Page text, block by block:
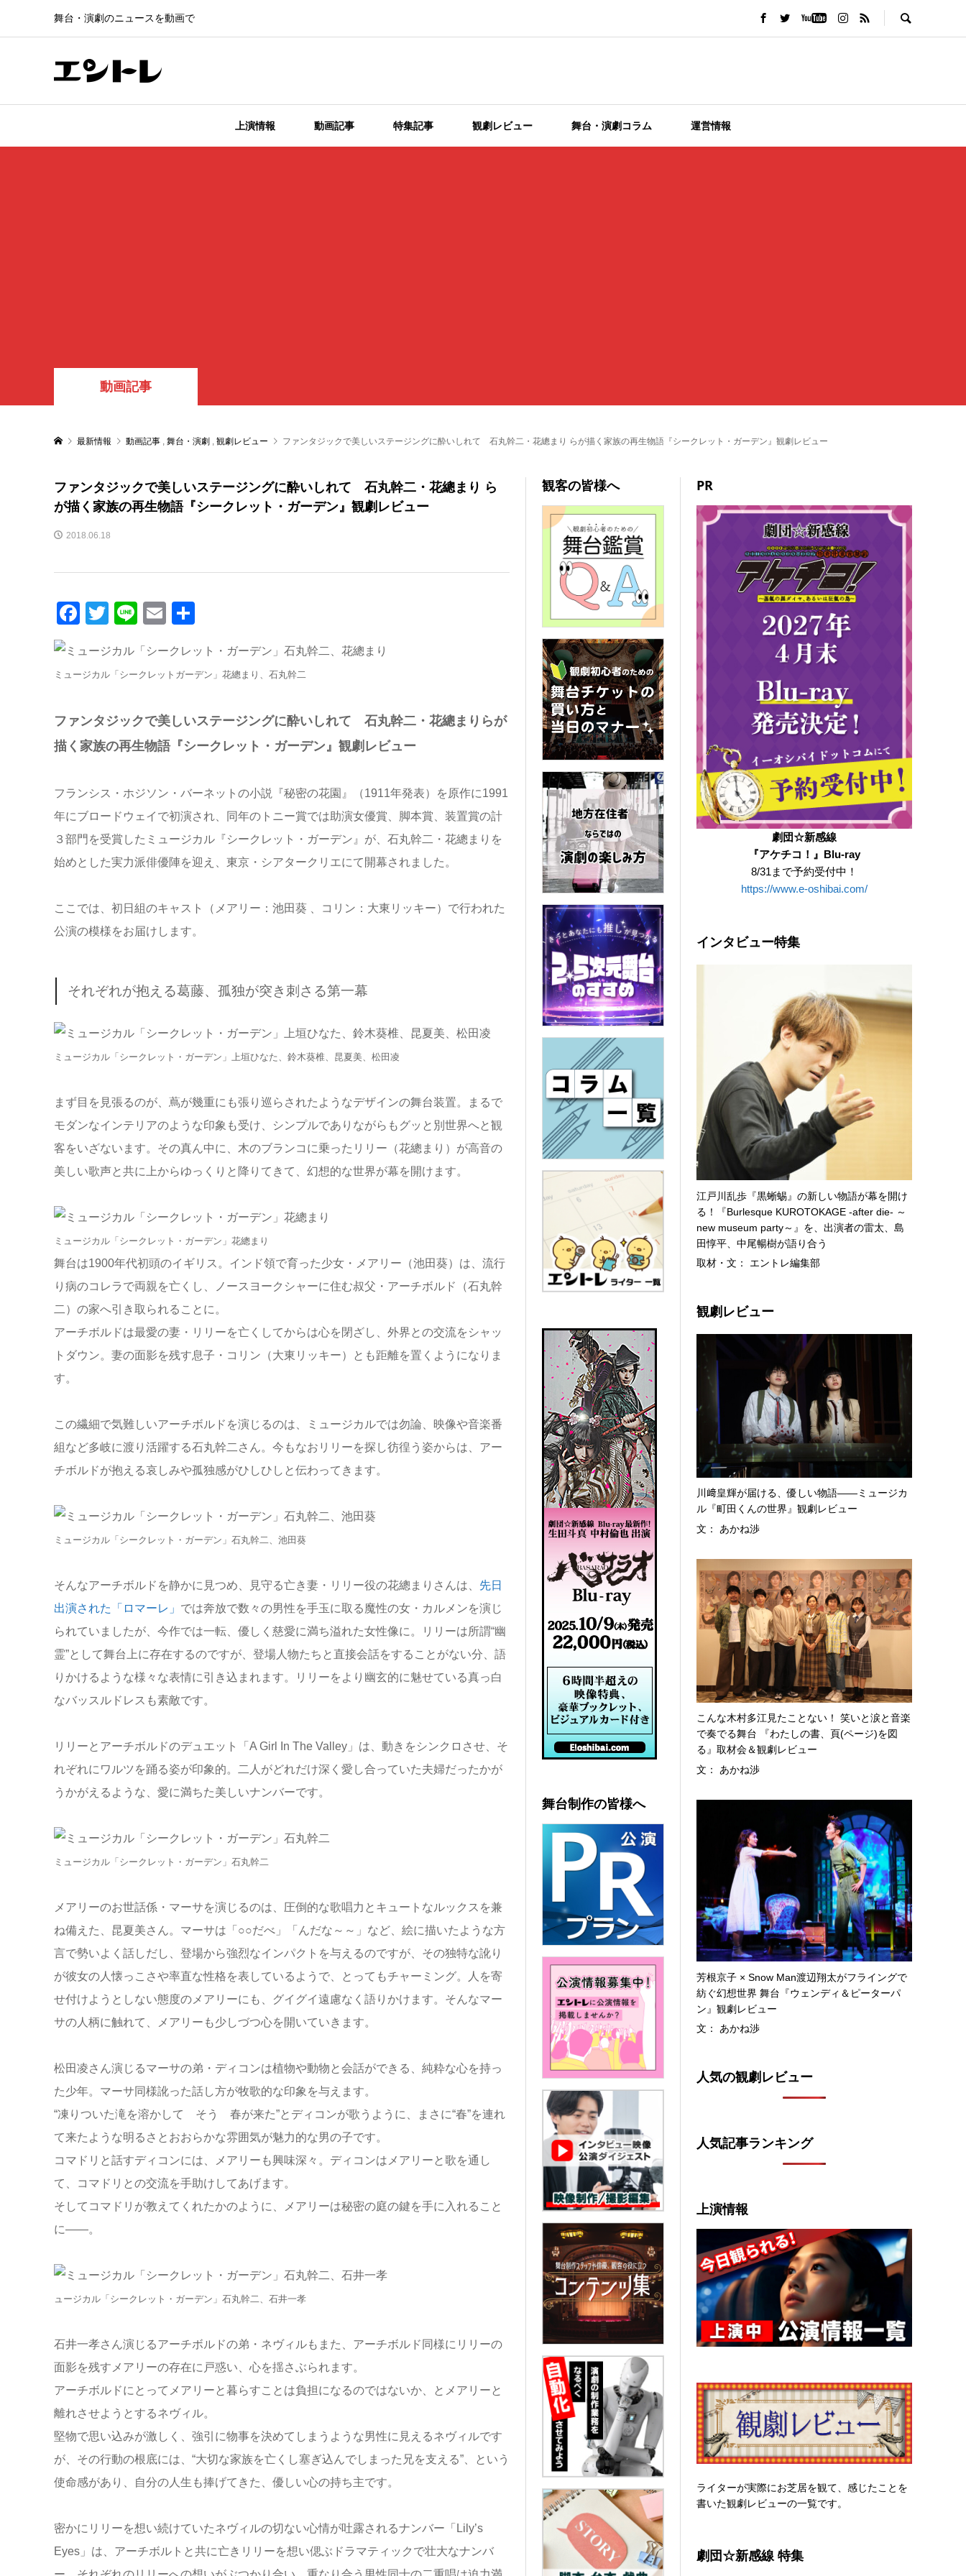
舞台・演劇のニュースを動画で
上演情報 動画記事 特集記事 観劇レビュー 舞台・演劇コラム 運営情報
動画記事
最新情報 動画記事 , 舞台・演劇 , 観劇レビュー ファンタジックで美しいステージングに酔いしれて 石丸幹二・花總まり らが描く家族の再生物語『シークレット・ガーデン』観劇レビュー
ファンタジックで美しいステージングに酔いしれて 石丸幹二・花總まり ら
が描く家族の再生物語『シークレット・ガーデン』観劇レビュー
2018.06.18
Facebook
TwitterLineEmail
ミュージカル「シークレットガーデン」花總まり、石丸幹二
ファンタジックで美しいステージングに酔いしれて 石丸幹二・花總まりらが
描く家族の再生物語『シークレット・ガーデン』観劇レビュー
フランシス・ホジソン・バーネットの小説『秘密の花園』（1911年発表）を原作に1991
年にブロードウェイで初演され、同年のトニー賞では助演女優賞、脚本賞、装置賞の計
３部門を受賞したミュージカル『シークレット・ガーデン』が、石丸幹二・花總まりを
始めとした実力派俳優陣を迎え、東京・シアタークリエにて開幕されました。
ここでは、初日組のキャスト（メアリー：池田葵 、コリン：大東リッキー）で行われた
公演の模様をお届けします。
それぞれが抱える葛藤、孤独が突き刺さる第一幕
ミュージカル「シークレット・ガーデン」上垣ひなた、鈴木葵椎、昆夏美、松田凌
まず目を見張るのが、蔦が幾重にも張り巡らされたようなデザインの舞台装置。まるで
モダンなインテリアのような印象も受け、シンプルでありながらもグッと別世界へと観
客をいざないます。その真ん中に、木のブランコに乗ったリリー（花總まり）が高音の
美しい歌声と共に上からゆっくりと降りてきて、幻想的な世界が幕を開けます。
ミュージカル「シークレット・ガーデン」花總まり
舞台は1900年代初頭のイギリス。インド領で育った少女・メアリー（池田葵）は、流行
り病のコレラで両親を亡くし、ノースヨークシャーに住む叔父・アーチボルド（石丸幹
二）の家へ引き取られることに。
アーチボルドは最愛の妻・リリーを亡くしてからは心を閉ざし、外界との交流をシャッ
トダウン。妻の面影を残す息子・コリン（大東リッキー）とも距離を置くようになりま
す。
この繊細で気難しいアーチボルドを演じるのは、ミュージカルでは勿論、映像や音楽番
組など多岐に渡り活躍する石丸幹二さん。今もなおリリーを探し彷徨う姿からは、アー
チボルドが抱える哀しみや孤独感がひしひしと伝わってきます。
ミュージカル「シークレット・ガーデン」石丸幹二、池田葵
そんなアーチボルドを静かに見つめ、見守る亡き妻・リリー役の花總まりさんは、 先日
出演された「ロマーレ」 では奔放で数々の男性を手玉に取る魔性の女・カルメンを演じ
られていましたが、今作では一転、優しく慈愛に満ち溢れた女性像に。リリーは所謂“幽
霊”として舞台上に存在するのですが、登場人物たちと直接会話をすることがない分、語
りかけるような様々な表情に引き込まれます。リリーをより幽玄的に魅せている真っ白
なバッスルドレスも素敵です。
リリーとアーチボルドのデュエット「A Girl In The Valley」は、動きをシンクロさせ、そ
れぞれにワルツを踊る姿が印象的。二人がどれだけ深く愛し合っていた夫婦だったかが
うかがえるような、愛に満ちた美しいナンバーです。
ミュージカル「シークレット・ガーデン」石丸幹二
メアリーのお世話係・マーサを演じるのは、圧倒的な歌唱力とキュートなルックスを兼
ね備えた、昆夏美さん。マーサは「○○だべ」「んだな～～」など、絵に描いたような方
言で勢いよく話しだし、登場から強烈なインパクトを与えるのですが、その独特な訛り
が彼女の人懐っこさや率直な性格を表しているようで、とってもチャーミング。人を寄
せ付けようとしない態度のメアリーにも、グイグイ遠慮なく語りかけます。そんなマー
サの人柄に触れて、メアリーも少しづつ心を開いていきます。
松田凌さん演じるマーサの弟・ディコンは植物や動物と会話ができる、純粋な心を持っ
た少年。マーサ同様訛った話し方が牧歌的な印象を与えます。
“凍りついた滝を溶かして そう 春が来た”とディコンが歌うように、まさに“春”を連れ
て来たような明るさとおおらかな雰囲気が魅力的な男の子です。
コマドリと話すディコンには、メアリーも興味深々。ディコンはメアリーと歌を通し
て、コマドリとの交流を手助けしてあげます。
そしてコマドリが教えてくれたかのように、メアリーは秘密の庭の鍵を手に入れること
に――。
ュージカル「シークレット・ガーデン」石丸幹二、石井一孝
石井一孝さん演じるアーチボルドの弟・ネヴィルもまた、アーチボルド同様にリリーの
面影を残すメアリーの存在に戸惑い、心を揺さぶられます。
アーチボルドにとってメアリーと暮らすことは負担になるのではないか、とメアリーと
離れさせようとするネヴィル。
堅物で思い込みが激しく、強引に物事を決めてしまうような男性に見えるネヴィルです
が、その行動の根底には、“大切な家族を亡くし塞ぎ込んでしまった兄を支える”、という
使命感があり、自分の人生も捧げてきた、優しい心の持ち主です。
密かにリリーを想い続けていたネヴィルの切ない心情が吐露されるナンバー「Lily’s
Eyes」は、アーチボルトと共に亡きリリーを想い偲ぶドラマティックで壮大なナンバ
PR
劇団☆新感線
『アケチコ！』Blu-ray
8/31まで予約受付中！
https://www.e-oshibai.com/
インタビュー特集
江戸川乱歩『黒蜥蜴』の新しい物語が幕を開け
る！『Burlesque KUROTOKAGE -after die- ～
new museum party～』を、出演者の雷太、島
田惇平、中尾暢樹が語り合う
取材・文： エントレ編集部
観劇レビュー
川﨑皇輝が届ける、優しい物語――ミュージカ
ル『町田くんの世界』観劇レビュー
文： あかね渉
こんな木村多江見たことない！ 笑いと涙と音楽
で奏でる舞台 『わたしの書、頁(ページ)を図
る』取材会＆観劇レビュー
文： あかね渉
芳根京子 × Snow Man渡辺翔太がフライングで
紡ぐ幻想世界 舞台『ウェンディ＆ピーターパ
ン』観劇レビュー
文： あかね渉
人気の観劇レビュー
人気記事ランキング
上演情報
ライターが実際にお芝居を観て、感じたことを
書いた観劇レビューの一覧です。
劇団☆新感線 特集
観客の皆様へ
舞台制作の皆様へ